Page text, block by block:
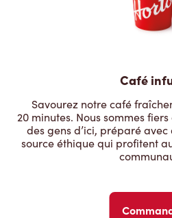
Café
Savourez notre café
20 minutes. Nous sommes
des gens d’ici, préparé
source éthique qui profitent